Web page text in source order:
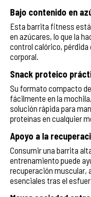
Bajo contenido en
Esta barrita fitness
en azúcares, lo que la
control calórico,
corporal.
Snack proteico
Su formato compacto
fácilmente en la
solución rápida para
proteínas en cualquier
Apoyo a la
Consumir una barrita
entrenamiento puede
recuperación muscular,
esenciales tras el